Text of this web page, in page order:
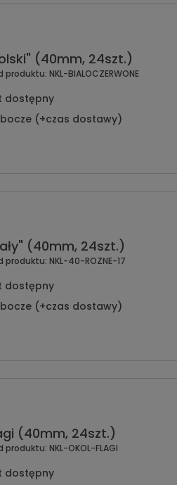
(40mm, 24szt.)
produktu: NKL-BIALOCZERWONE
dostępny
(+czas dostawy)
(40mm, 24szt.)
produktu: NKL-40-ROZNE-17
dostępny
(+czas dostawy)
(40mm, 24szt.)
produktu: NKL-OKOL-FLAGI
dostępny